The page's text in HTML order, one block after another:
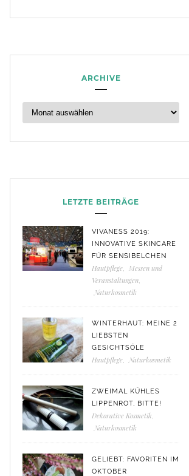
ARCHIVE
LETZTE BEITRÄGE
VIVANESS 2019:
INNOVATIVE SKINCARE
FÜR SENSIBELCHEN
Hautpflege
Messen und
Veranstaltungen
Naturkosmetik
WINTERHAUT: MEINE 2
LIEBSTEN
GESICHTSÖLE
Hautpflege Naturkosmetik
ZWEIMAL KÜHLES
LIPPENROT, BITTE!
Dekorative Kosmetik
Naturkosmetik
GELIEBT: FAVORITEN IM
OKTOBER